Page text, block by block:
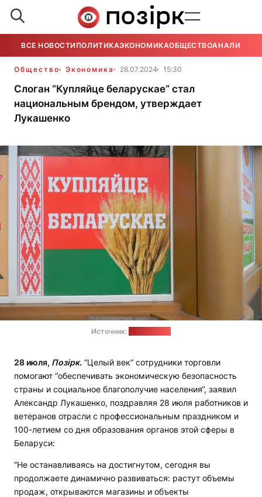
ВСЕ НОВОСТИ ПОЛИТИКАЭКОНОМИКАОБЩЕСТВОАНАЛИТИКА
Общество Экономика 28.07.2024 15:30
Слоган “Купляйце беларускае“ стал
национальным брендом, утверждает
Лукашенко
Источник:
28 июля, Позірк. “Целый век“ сотрудники торговли
помогают “обеспечивать экономическую безопасность
страны и социальное благополучие населения“, заявил
Александр Лукашенко, поздравляя 28 июля работников и
ветеранов отрасли с профессиональным праздником и
100-летием со дня образования органов этой сферы в
Беларуси:
“Не останавливаясь на достигнутом, сегодня вы
продолжаете динамично развиваться: растут объемы
продаж, открываются магазины и объекты